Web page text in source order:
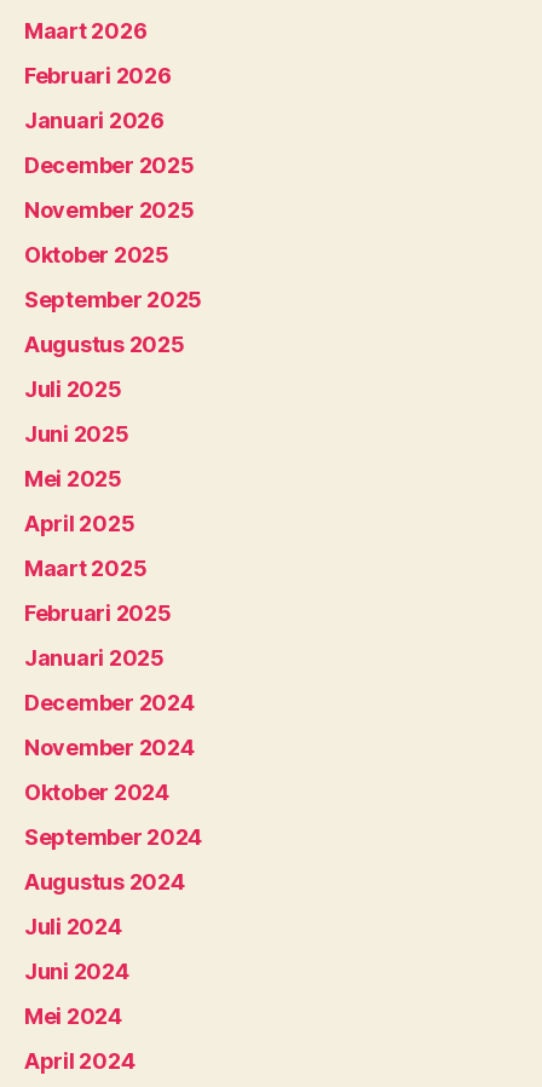
Maart 2026
Februari 2026
Januari 2026
December 2025
November 2025
Oktober 2025
September 2025
Augustus 2025
Juli 2025
Juni 2025
Mei 2025
April 2025
Maart 2025
Februari 2025
Januari 2025
December 2024
November 2024
Oktober 2024
September 2024
Augustus 2024
Juli 2024
Juni 2024
Mei 2024
April 2024